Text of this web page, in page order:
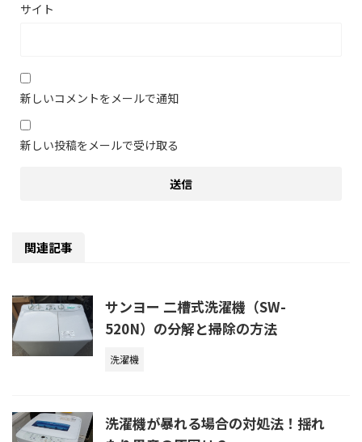
サイト
新しいコメントをメールで通知
新しい投稿をメールで受け取る
関連記事
サンヨー 二槽式洗濯機（SW-
520N）の分解と掃除の方法
洗濯機
洗濯機が暴れる場合の対処法！揺れ